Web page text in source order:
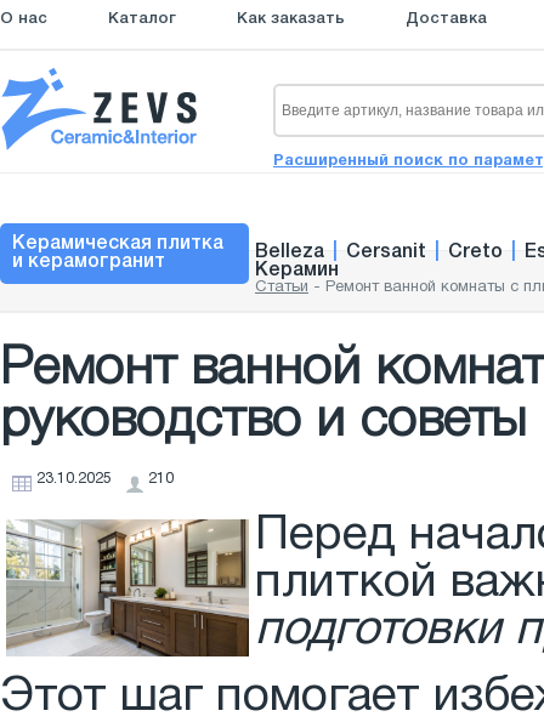
О нас Каталог Как заказать Доставка
Расширенный поиск по
Керамическая плитка
и керамогранит
Belleza Cersanit Creto
Керамин
Статьи - Ремонт ванной комнаты с
Ремонт ванной
руководство и советы
23.10.2025 210
Перед
плиткой
подготовки
Этот шаг помогает